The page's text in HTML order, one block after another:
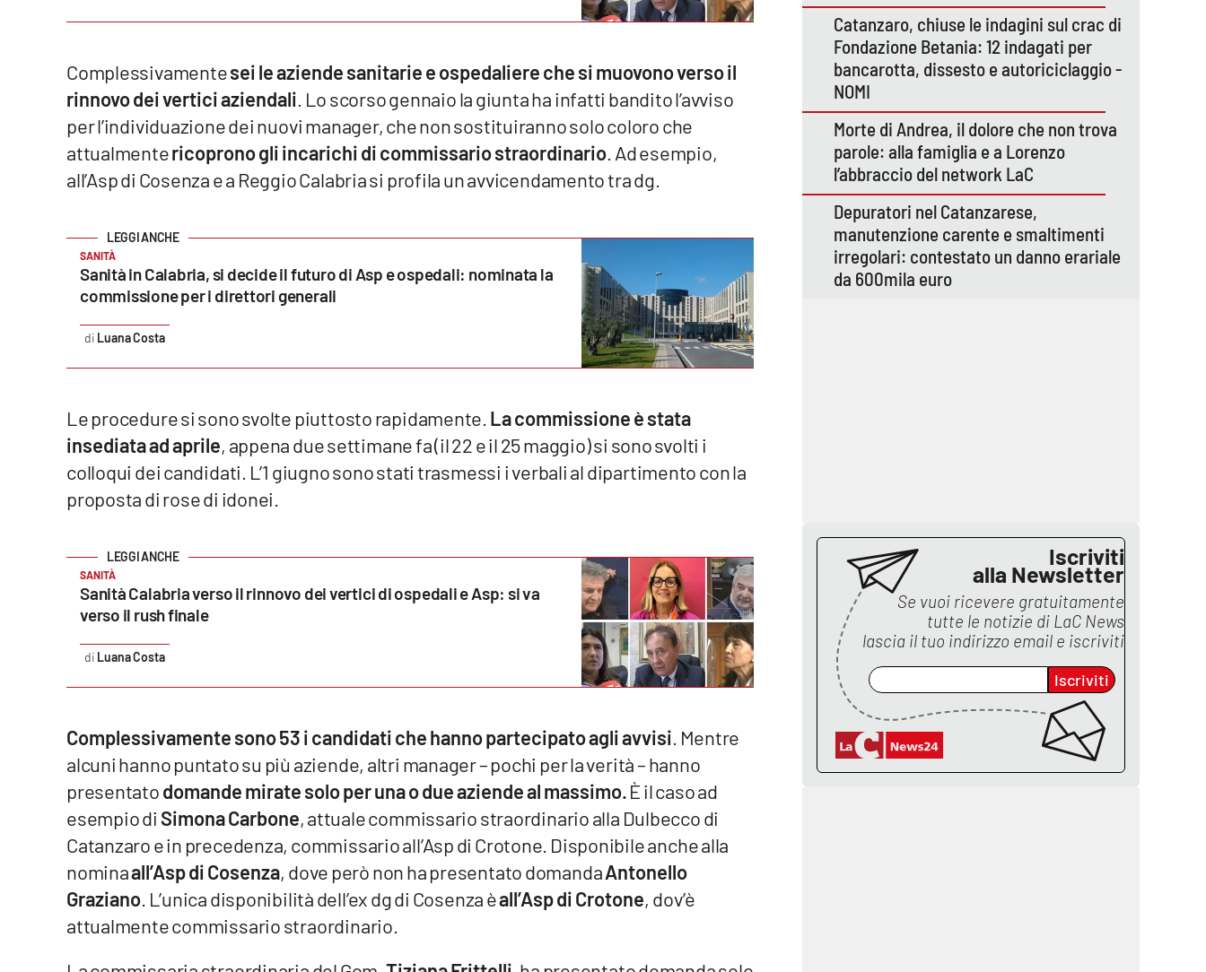
Vibo Valentia
Lamezia Terme
Calabriavisione
Lacitymag.it
Complessivamentesei le aziende sanitarie e ospedaliere che si muovono verso il
rinnovo dei vertici aziendali . Lo scorso gennaio la giunta ha infatti bandito l’avviso
per l’individuazione dei nuovi manager, che non sostituiranno solo coloro che
attualmentericoprono gli incarichi di commissario straordinario . Ad esempio,
all’Asp di Cosenza e a Reggio Calabria si profila un avvicendamento tra dg.
SANITÀ
Sanità in Calabria, si decide il futuro di Asp e ospedali: nominata la
commissione per i direttori generali
Luana Costa
Le procedure si sono svolte piuttosto rapidamente. La commissione è stata
insediata ad aprile, appena due settimane fa (il 22 e il 25 maggio) si sono svolti i
colloqui dei candidati. L’1 giugno sono stati trasmessi i verbali al dipartimento con la
proposta di rose di idonei.
SANITÀ
Sanità Calabria verso il rinnovo dei vertici di ospedali e Asp: si va
verso il rush finale
Luana Costa
Complessivamente sono 53 i candidati che hanno partecipato agli avvisi. Mentre
alcuni hanno puntato su più aziende, altri manager – pochi per la verità – hanno
presentatodomande mirate solo per una o due aziende al massimo.È il caso ad
esempio di Simona Carbone, attuale commissario straordinario alla Dulbecco di
Catanzaro e in precedenza, commissario all’Asp di Crotone. Disponibile anche alla
nominaall’Asp di Cosenza, dove però non ha presentato domandaAntonello
Graziano. L’unica disponibilità dell’ex dg di Cosenza èall’Asp di Crotone, dov’è
attualmente commissario straordinario.
Catanzaro, chiuse le indagini sul crac di
Fondazione Betania: 12 indagati per
bancarotta, dissesto e autoriciclaggio -
NOMI
Morte di Andrea, il dolore che non trova
parole: alla famiglia e a Lorenzo
l’abbraccio del network LaC
Depuratori nel Catanzarese,
manutenzione carente e smaltimenti
irregolari: contestato un danno erariale
da 600mila euro
Iscriviti
alla Newsletter
Se vuoi ricevere gratuitamente
tutte le notizie di LaC News
lascia il tuo indirizzo email e iscriviti
Iscriviti